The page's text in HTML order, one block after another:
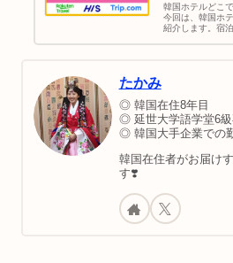
韓国ホテルどこ
今回は、韓国ホ
紹介します。宿
たかみ
◎ 韓国在住8年目
◎ 延世大学語学堂6級
◎ 韓国大手企業での
韓国在住者がお届け
す❣️